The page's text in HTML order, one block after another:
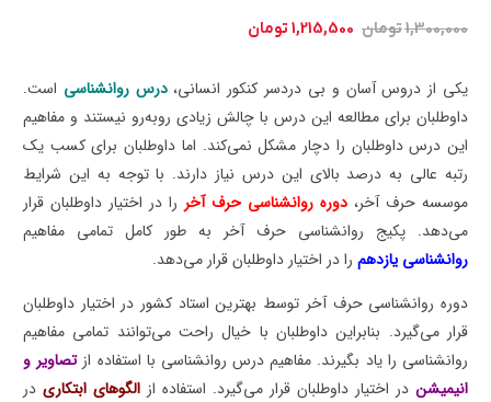
1,300,000تومان قیمت
اصلی:
1,300,000 تومان
بود.
1,215,500 تومان
1,215,500 تومان.
یکی از دروس آسان و بی دردسر کنکور انسانی،درس روانشناسی است.
داوطلبان برای مطالعه این درس با چالش زیادی روبه‌رو نیستند و مفاهیم
این درس داوطلبان را دچار مشکل نمی‌کند. اما داوطلبان برای کسب یک
رتبه عالی به درصد بالای این درس نیاز دارند. با توجه به این شرایط
موسسه حرف آخر، دوره روانشناسی حرف آخر را در اختیار داوطلبان قرار
می‌دهد. پکیج روانشناسی حرف آخر به طور کامل تمامی مفاهیم
روانشناسی یازدهم را در اختیار داوطلبان قرار می‌دهد.
دوره روانشناسی حرف آخر توسط بهترین استاد کشور در اختیار داوطلبان
قرار می‌گیرد. بنابراین داوطلبان با خیال راحت می‌توانند تمامی مفاهیم
روانشناسی را یاد بگیرند. مفاهیم درس روانشناسی با استفاده ازتصاویر و
انیمیشن در اختیار داوطلبان قرار می‌گیرد. استفاده از الگوهای ابتکاری در